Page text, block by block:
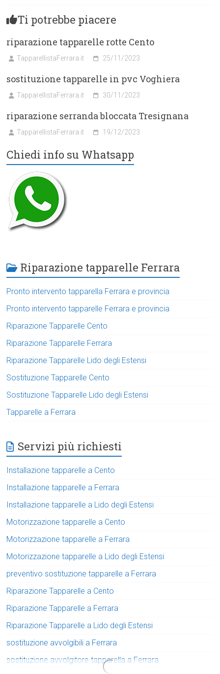
Ti potrebbe piacere
riparazione tapparelle rotte Cento
TapparellistaFerrara.it 25/11/2023
sostituzione tapparelle in pvc Voghiera
TapparellistaFerrara.it 30/11/2023
riparazione serranda bloccata Tresignana
TapparellistaFerrara.it 19/12/2023
Chiedi info su Whatsapp
Riparazione tapparelle Ferrara
Pronto intervento tapparella Ferrara e provincia
Pronto intervento tapparelle Ferrara e provincia
Riparazione Tapparelle Cento
Riparazione Tapparelle Ferrara
Riparazione Tapparelle Lido degli Estensi
Sostituzione Tapparelle Cento
Sostituzione Tapparelle Lido degli Estensi
Tapparelle a Ferrara
Servizi più richiesti
Installazione tapparelle a Cento
Installazione tapparelle a Ferrara
Installazione tapparelle a Lido degli Estensi
Motorizzazione tapparelle a Cento
Motorizzazione tapparelle a Ferrara
Motorizzazione tapparelle a Lido degli Estensi
preventivo sostituzione tapparelle a Ferrara
Riparazione Tapparelle a Cento
Riparazione Tapparelle a Ferrara
Riparazione Tapparelle a Lido degli Estensi
sostituzione avvolgibili a Ferrara
sostituzione avvolgitore tapparella a Ferrara